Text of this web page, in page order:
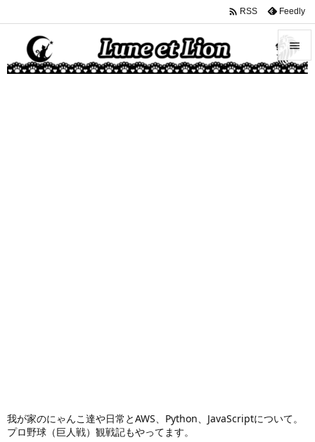
我が家のにゃんこ達や日常とAWS、Python、JavaScriptについて。
プロ野球（巨人戦）観戦記もやってます。


 RSS Feedly